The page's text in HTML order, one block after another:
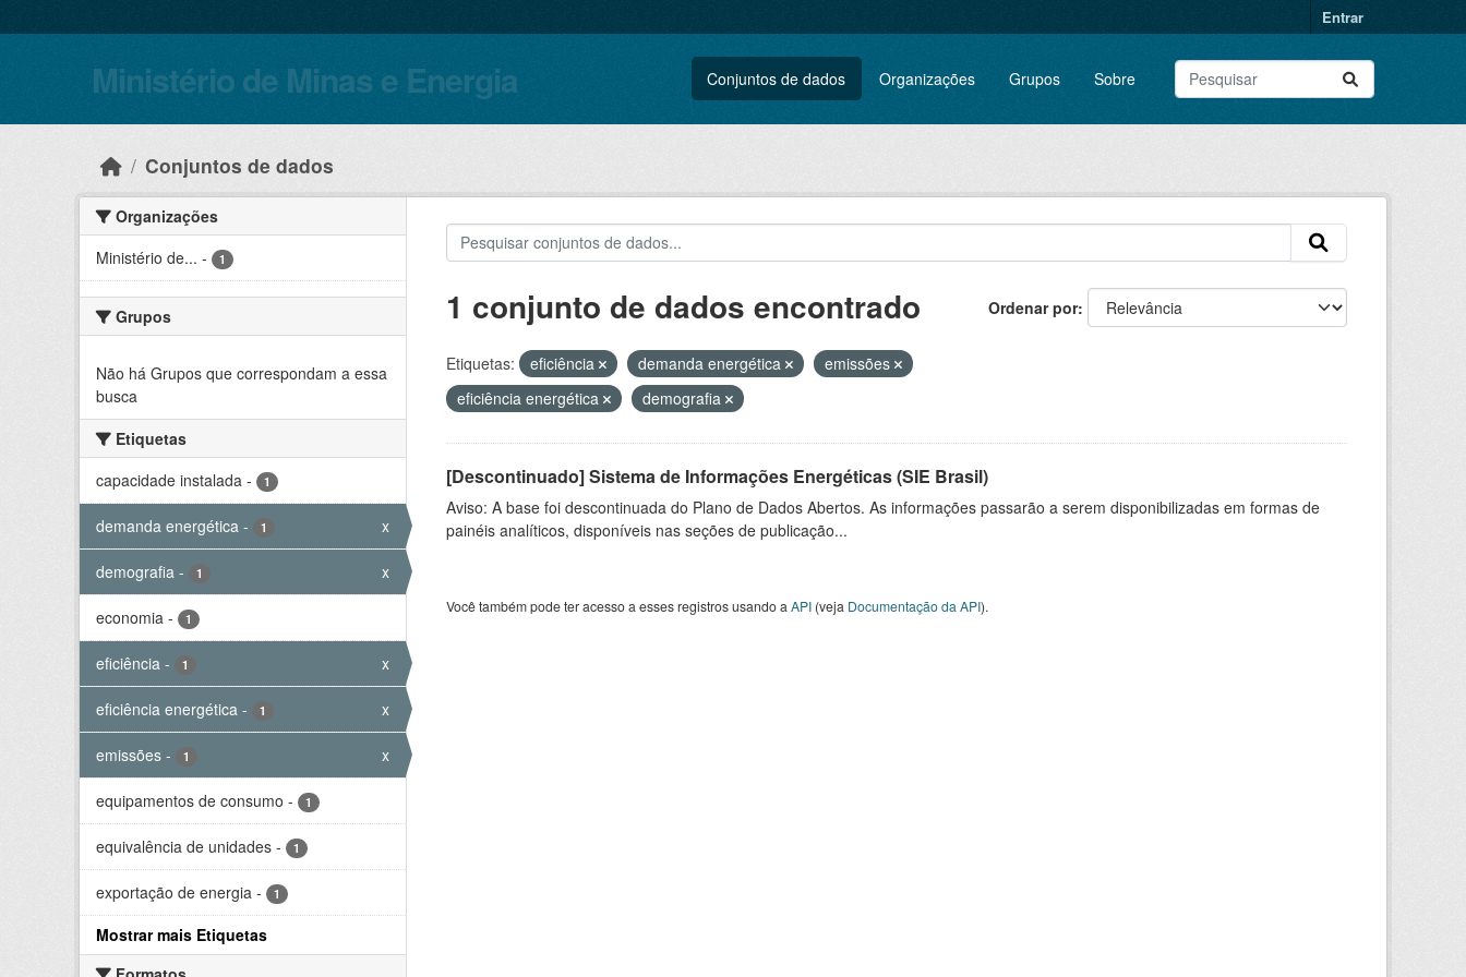
Entrar
Ministério de Minas e Energia Conjuntos de dados Organizações Grupos Sobre
Conjuntos de dados
Organizações
Ministério de... - 1
Grupos
Não há Grupos que correspondam a essa
busca
Etiquetas
capacidade instalada - 1
demanda energética - 1 x
demografia - 1 x
economia - 1
eficiência - 1 x
eficiência energética - 1 x
emissões - 1 x
equipamentos de consumo - 1
equivalência de unidades - 1
exportação de energia - 1
Mostrar mais Etiquetas
Ordenar por
1 conjunto de dados encontrado
Etiquetas: eficiência demanda energética
emissões
eficiência energética
demografia
[Descontinuado] Sistema de Informações Energéticas (SIE Brasil)
Aviso: A base foi descontinuada do Plano de Dados Abertos. As informações passarão a serem disponibilizadas em formas de
painéis analíticos, disponíveis nas seções de publicação...
Você também pode ter acesso a esses registros usando a API(veja Documentação da API).